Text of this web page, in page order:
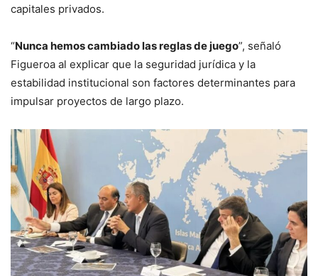
capitales privados.
“Nunca hemos cambiado las reglas de juego”, señaló
Figueroa al explicar que la seguridad jurídica y la
estabilidad institucional son factores determinantes para
impulsar proyectos de largo plazo.